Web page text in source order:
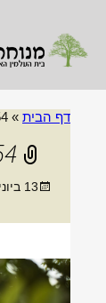
דף הבית »
13 ביוני 2016